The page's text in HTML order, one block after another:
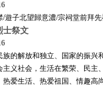
/遊子北望歸意濃/宗祠堂前拜
士祭文
族的解放和独立、国家的振兴
主义社会，生活在繁荣、民主
热爱生活、热爱祖国、情趣高